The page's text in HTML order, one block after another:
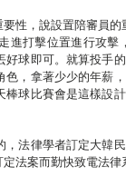
性，說設置陪審員
進打擊位置進行攻
球即可。就算投手
，拿著少少的年薪
球比賽會是這樣設
法律學者訂定大韓
法案而勤快致電法